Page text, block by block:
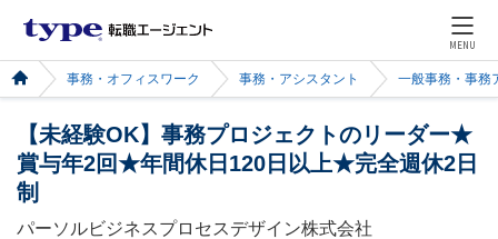
MENU
事務・オフィスワーク 事務・アシスタント 一般事務・事務
【未経験OK】事務プロジェクトのリーダー★
賞与年2回★年間休日120日以上★完全週休2日
制
パーソルビジネスプロセスデザイン株式会社